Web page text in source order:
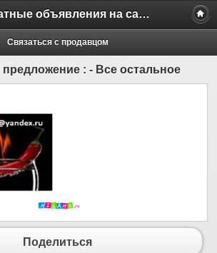
Бесплатные объявления на сайте MILAMO.ru
Связаться с продавцом
: - Все остальное
Поделиться